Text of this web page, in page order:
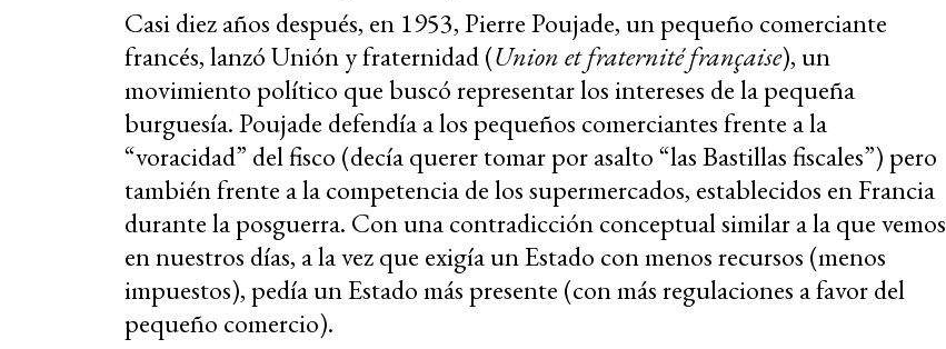
Casi diez años después, en 1953, Pierre Poujade, un pequeño comerciante
francés, lanzó Unión y fraternidad (Union et fraternité française), un
movimiento político que buscó representar los intereses de la pequeña
burguesía. Poujade defendía a los pequeños comerciantes frente a la
“voracidad” del fisco (decía querer tomar por asalto “las Bastillas fiscales”) pero
también frente a la competencia de los supermercados, establecidos en Francia
durante la posguerra. Con una contradicción conceptual similar a la que vemos
en nuestros días, a la vez que exigía un Estado con menos recursos (menos
impuestos), pedía un Estado más presente (con más regulaciones a favor del
pequeño comercio).